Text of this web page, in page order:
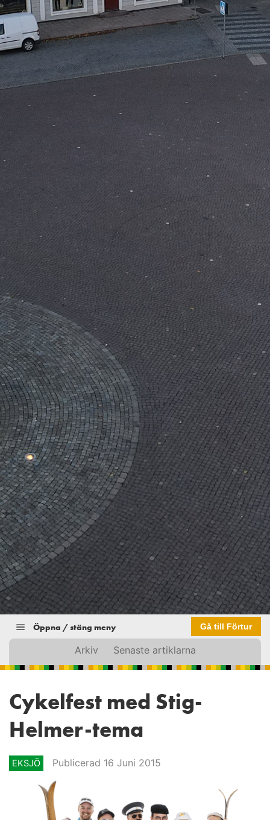
Öppna / stäng meny Gå till Förtur
Arkiv Senaste artiklarna
Cykelfest med Stig-
Helmer-tema
EKSJÖ Publicerad 16 Juni 2015